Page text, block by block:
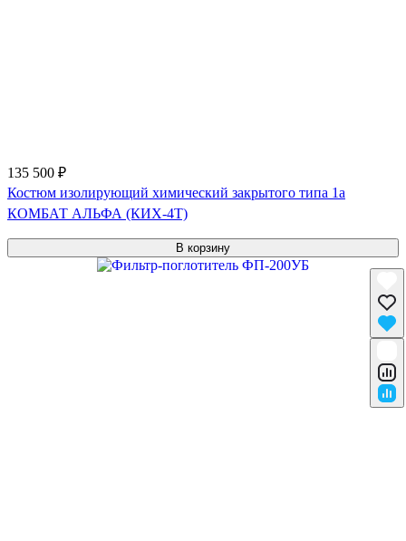
135 500 ₽
Костюм изолирующий химический закрытого типа 1a
КОМБАТ АЛЬФА (КИХ-4Т)
В корзину